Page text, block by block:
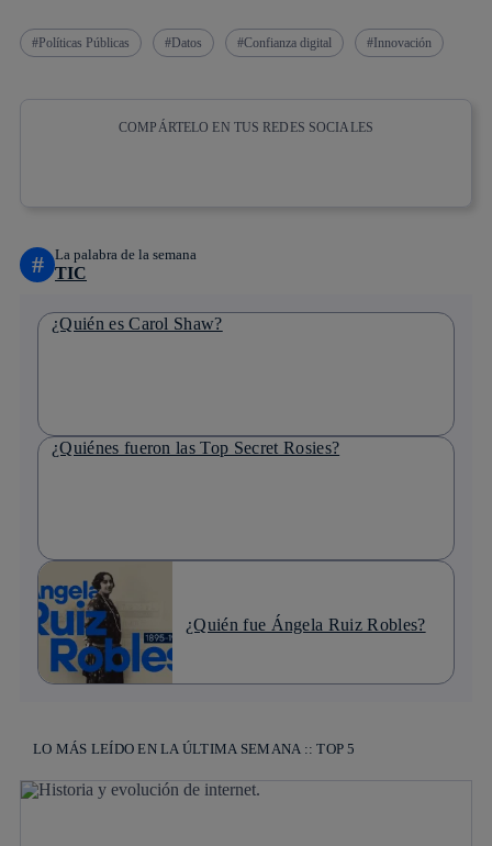
Políticas Públicas Datos Confianza digital Innovación
COMPÁRTELO EN TUS REDES SOCIALES
# La palabra de la semana
TIC
¿Quién es Carol Shaw?
¿Quiénes fueron las Top Secret Rosies?
¿Quién fue Ángela Ruiz Robles?
LO MÁS LEÍDO EN LA ÚLTIMA SEMANA :: TOP 5